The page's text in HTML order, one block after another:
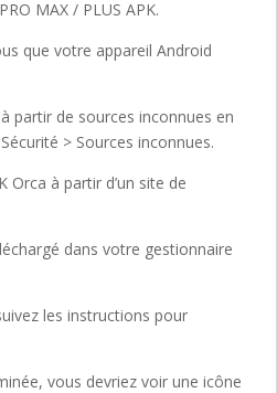
MAX / PLUS APK.
que votre appareil Android
partir de sources inconnues en
> Sources inconnues.
Orca à partir d’un site de
dans votre gestionnaire
les instructions pour
vous devriez voir une icône